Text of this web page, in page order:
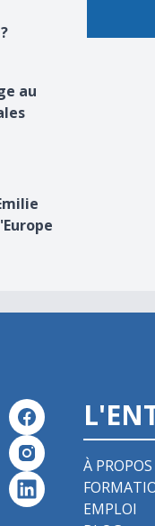
2017
au
À PROPOS
EMPLOI